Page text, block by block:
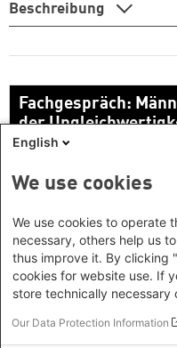
Beschreibung
Fachgespräch:
der
Stiftung
English
We use cookies
We use cookies to operate
necessary, others help us
thus improve it. By clicking
cookies for website use. If
store technically necessary
Our Data Protection Information